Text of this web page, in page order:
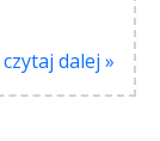
czytaj dalej »